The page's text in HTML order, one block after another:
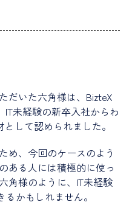
だいた六角様は、BizteX
未経験の新卒入社からわ
して認められました。
め、今回のケースのよう
ある人には積極的に使っ
角様のように、IT未経験
かもしれません。